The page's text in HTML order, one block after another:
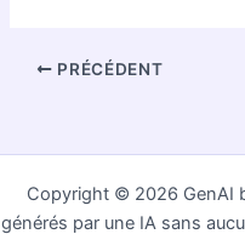
PRÉCÉDENT
Copyright © 2026 GenAI
générés par une IA sans